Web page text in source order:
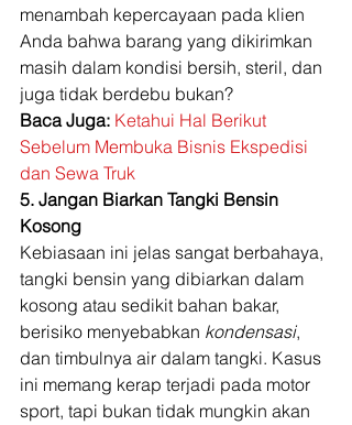
menambah kepercayaan pada klien
Anda bahwa barang yang dikirimkan
masih dalam kondisi bersih, steril, dan
juga tidak berdebu bukan?
Baca Juga: Ketahui Hal Berikut
Sebelum Membuka Bisnis Ekspedisi
dan Sewa Truk
5. Jangan Biarkan Tangki Bensin
Kosong
Kebiasaan ini jelas sangat berbahaya,
tangki bensin yang dibiarkan dalam
kosong atau sedikit bahan bakar,
berisiko menyebabkan kondensasi,
dan timbulnya air dalam tangki. Kasus
ini memang kerap terjadi pada motor
sport, tapi bukan tidak mungkin akan